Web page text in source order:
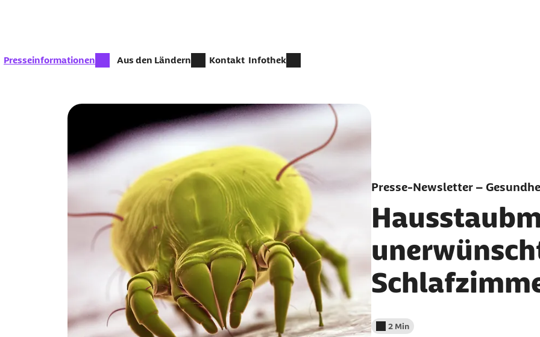
zur Zeit aktiv:
Presseinformationen Aus den Ländern Kontakt Infothek
Presse-Newsletter –
Lesedauer weniger als
2 Min